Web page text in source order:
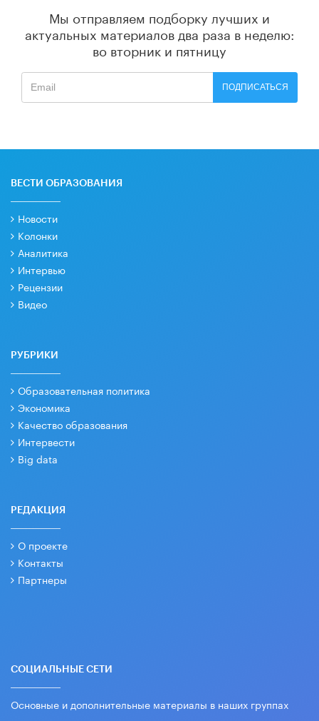
Мы отправляем подборку лучших и
актуальных материалов два раза в неделю:
во вторник и пятницу
ПОДПИСАТЬСЯ
ВЕСТИ ОБРАЗОВАНИЯ
Новости
Колонки
Аналитика
Интервью
Рецензии
Видео
РУБРИКИ
Образовательная политика
Экономика
Качество образования
Интервести
Big data
РЕДАКЦИЯ
О проекте
Контакты
Партнеры
СОЦИАЛЬНЫЕ СЕТИ
Основные и дополнительные материалы в наших группах